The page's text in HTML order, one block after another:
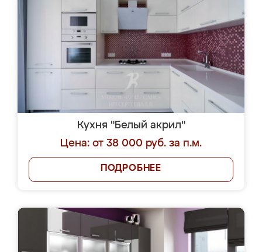
Кухня "Белый акрил"
Цена: от 38 000 руб. за п.м.
ПОДРОБНЕЕ